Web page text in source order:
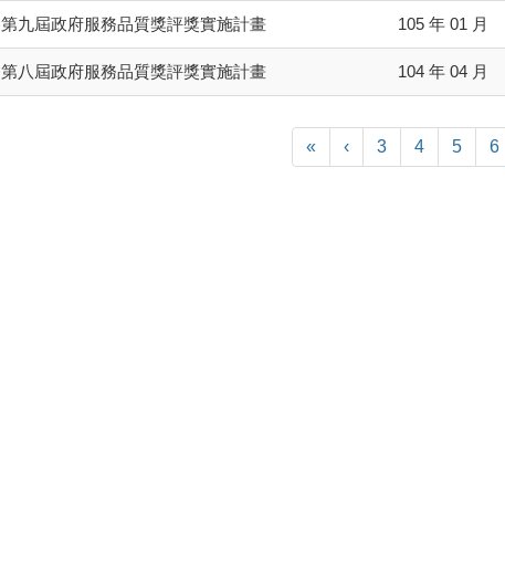
第九屆政府服務品質獎評獎實施計畫 105 年 01 月
第八屆政府服務品質獎評獎實施計畫 104 年 04 月
« ‹ 3 4 5 6